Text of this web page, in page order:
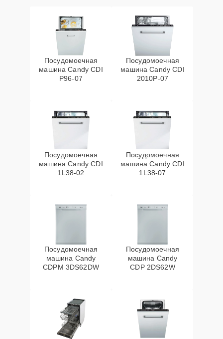
Посудомоечная
машина Candy CDI
P96-07
Посудомоечная
машина Candy CDI
2010P-07
Посудомоечная
машина Candy CDI
1L38-02
Посудомоечная
машина Candy CDI
1L38-07
Посудомоечная
машина Candy
CDPM 3DS62DW
Посудомоечная
машина Candy
CDP 2DS62W